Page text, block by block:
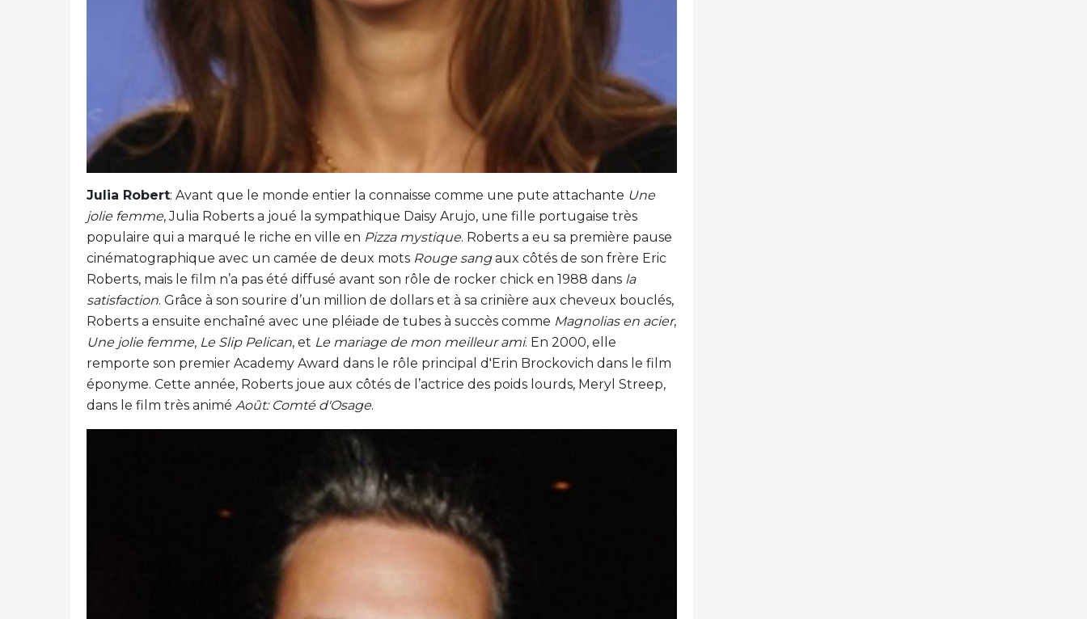
Julia Robert: Avant que le monde entier la connaisse comme une pute attachante Une
jolie femme, Julia Roberts a joué la sympathique Daisy Arujo, une fille portugaise très
populaire qui a marqué le riche en ville en Pizza mystique. Roberts a eu sa première pause
cinématographique avec un camée de deux mots Rouge sangaux côtés de son frère Eric
Roberts, mais le film n’a pas été diffusé avant son rôle de rocker chick en 1988 dans la
satisfaction. Grâce à son sourire d’un million de dollars et à sa crinière aux cheveux bouclés,
Roberts a ensuite enchaîné avec une pléiade de tubes à succès comme Magnolias en acier,
Une jolie femme, Le Slip Pelican, et Le mariage de mon meilleur ami. En 2000, elle
remporte son premier Academy Award dans le rôle principal d'Erin Brockovich dans le film
éponyme. Cette année, Roberts joue aux côtés de l’actrice des poids lourds, Meryl Streep,
dans le film très animé Août: Comté d'Osage.